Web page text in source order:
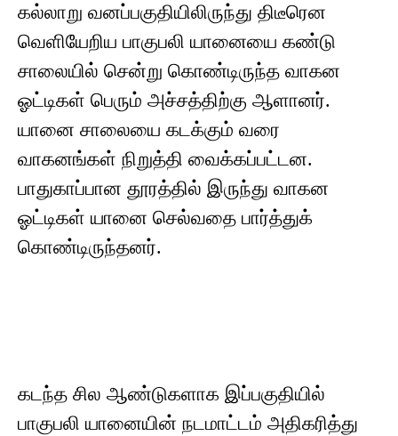
கல்லாறு வனப்பகுதியிலிருந்து திடீரென
வெளியேறிய பாகுபலி யானையை கண்டு
சாலையில் சென்று கொண்டிருந்த வாகன
ஓட்டிகள் பெரும் அச்சத்திற்கு ஆளானர்.
யானை சாலையை கடக்கும் வரை
வாகனங்கள் நிறுத்தி வைக்கப்பட்டன.
பாதுகாப்பான தூரத்தில் இருந்து வாகன
ஓட்டிகள் யானை செல்வதை பார்த்துக்
கொண்டிருந்தனர்.
கடந்த சில ஆண்டுகளாக இப்பகுதியில்
பாகுபலி யானையின் நடமாட்டம் அதிகரித்து